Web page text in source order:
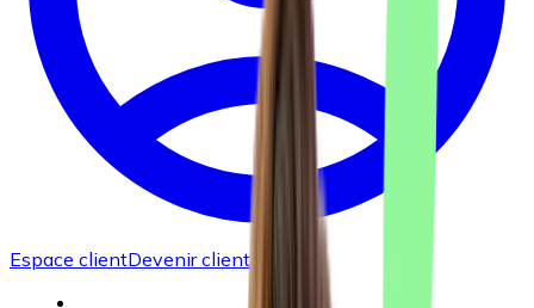
Espace clientDevenir client